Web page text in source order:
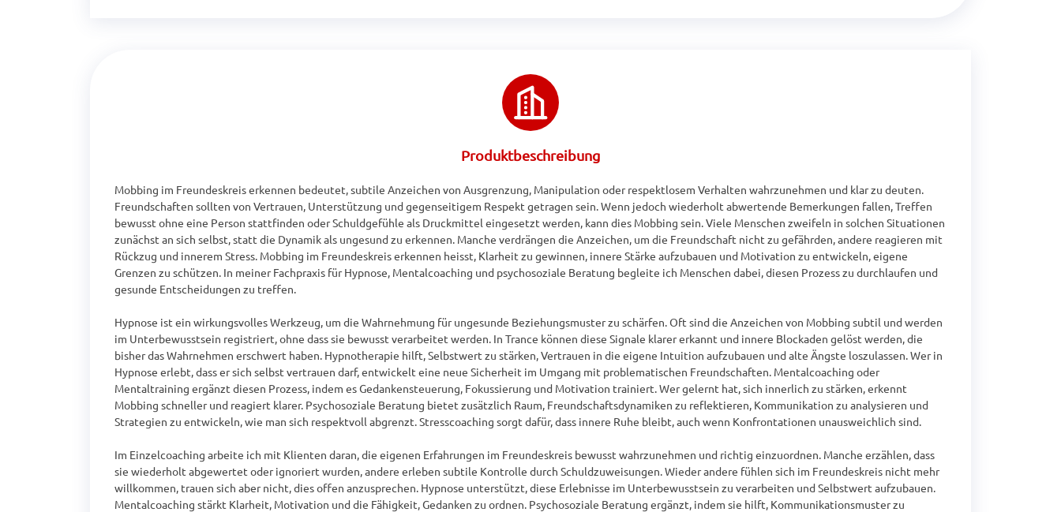
Produktbeschreibung
Mobbing im Freundeskreis erkennen bedeutet, subtile Anzeichen von Ausgrenzung, Manipulation oder respektlosem Verhalten wahrzunehmen und klar zu deuten.
Freundschaften sollten von Vertrauen, Unterstützung und gegenseitigem Respekt getragen sein. Wenn jedoch wiederholt abwertende Bemerkungen fallen, Treffen
bewusst ohne eine Person stattfinden oder Schuldgefühle als Druckmittel eingesetzt werden, kann dies Mobbing sein. Viele Menschen zweifeln in solchen Situationen
zunächst an sich selbst, statt die Dynamik als ungesund zu erkennen. Manche verdrängen die Anzeichen, um die Freundschaft nicht zu gefährden, andere reagieren mit
Rückzug und innerem Stress. Mobbing im Freundeskreis erkennen heisst, Klarheit zu gewinnen, innere Stärke aufzubauen und Motivation zu entwickeln, eigene
Grenzen zu schützen. In meiner Fachpraxis für Hypnose, Mentalcoaching und psychosoziale Beratung begleite ich Menschen dabei, diesen Prozess zu durchlaufen und
gesunde Entscheidungen zu treffen.
Hypnose ist ein wirkungsvolles Werkzeug, um die Wahrnehmung für ungesunde Beziehungsmuster zu schärfen. Oft sind die Anzeichen von Mobbing subtil und werden
im Unterbewusstsein registriert, ohne dass sie bewusst verarbeitet werden. In Trance können diese Signale klarer erkannt und innere Blockaden gelöst werden, die
bisher das Wahrnehmen erschwert haben. Hypnotherapie hilft, Selbstwert zu stärken, Vertrauen in die eigene Intuition aufzubauen und alte Ängste loszulassen. Wer in
Hypnose erlebt, dass er sich selbst vertrauen darf, entwickelt eine neue Sicherheit im Umgang mit problematischen Freundschaften. Mentalcoaching oder
Mentaltraining ergänzt diesen Prozess, indem es Gedankensteuerung, Fokussierung und Motivation trainiert. Wer gelernt hat, sich innerlich zu stärken, erkennt
Mobbing schneller und reagiert klarer. Psychosoziale Beratung bietet zusätzlich Raum, Freundschaftsdynamiken zu reflektieren, Kommunikation zu analysieren und
Strategien zu entwickeln, wie man sich respektvoll abgrenzt. Stresscoaching sorgt dafür, dass innere Ruhe bleibt, auch wenn Konfrontationen unausweichlich sind.
Im Einzelcoaching arbeite ich mit Klienten daran, die eigenen Erfahrungen im Freundeskreis bewusst wahrzunehmen und richtig einzuordnen. Manche erzählen, dass
sie wiederholt abgewertet oder ignoriert wurden, andere erleben subtile Kontrolle durch Schuldzuweisungen. Wieder andere fühlen sich im Freundeskreis nicht mehr
willkommen, trauen sich aber nicht, dies offen anzusprechen. Hypnose unterstützt, diese Erlebnisse im Unterbewusstsein zu verarbeiten und Selbstwert aufzubauen.
Mentalcoaching stärkt Klarheit, Motivation und die Fähigkeit, Gedanken zu ordnen. Psychosoziale Beratung ergänzt, indem sie hilft, Kommunikationsmuster zu